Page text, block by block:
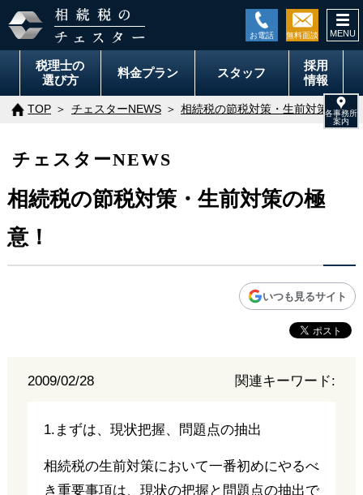
税理士の
選び方
料金プラン スタッフ
採用
情報
TOP チェスターNEWS 相続税の節税対策・生前対策の極
チェスターNEWS
相続税の節税対策・生前対策の極
意！
いつも見るサイト
2009/02/28 関連キーワード:
1.まずは、現状把握、問題点の抽出
相続税の生前対策において一番初めにやるべ
き重要事項は、現状の把握と問題点の抽出で